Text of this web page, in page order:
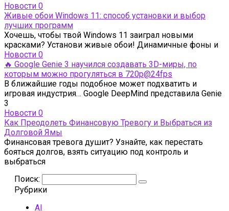
Новости 0
Живые обои Windows 11: способ установки и выбор
лучших программ
Хочешь, чтобы твой Windows 11 заиграл новыми
красками? Установи живые обои! Динамичные фоны и
Новости 0
🔥 Google Genie 3 научился создавать 3D-миры, по
которым можно прогуляться в 720p@24fps
В ближайшие годы подобное может подхватить и
игровая индустрия… Google DeepMind представила Genie
3
Новости 0
Как Преодолеть Финансовую Тревогу и Выбраться из
Долговой Ямы
Финансовая тревога душит? Узнайте, как перестать
бояться долгов, взять ситуацию под контроль и
выбраться
Поиск:
Рубрики
AI